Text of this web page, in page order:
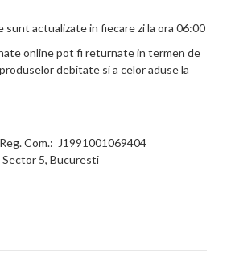
sunt actualizate in fiecare zi la ora 06:00
online pot fi returnate in termen de
debitate si a celor aduse la
Com.: J1991001069404
Sector 5, Bucuresti